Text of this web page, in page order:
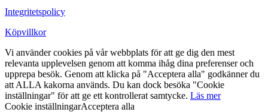
Integritetspolicy
Köpvillkor
Vi använder cookies på vår webbplats för att ge dig den mest
relevanta upplevelsen genom att komma ihåg dina preferenser och
upprepa besök. Genom att klicka på "Acceptera alla" godkänner du
att ALLA kakorna används. Du kan dock besöka "Cookie
inställningar" för att ge ett kontrollerat samtycke. Läs mer
Cookie inställningarAcceptera alla